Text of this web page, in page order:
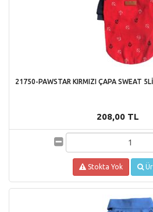
21750-PAWSTAR KIRMIZI ÇAPA SWEAT
208,00 TL
Stokta Yok